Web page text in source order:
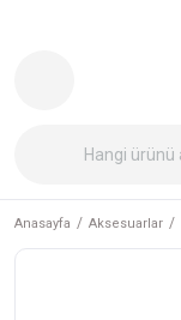
Anasayfa Aksesuarlar